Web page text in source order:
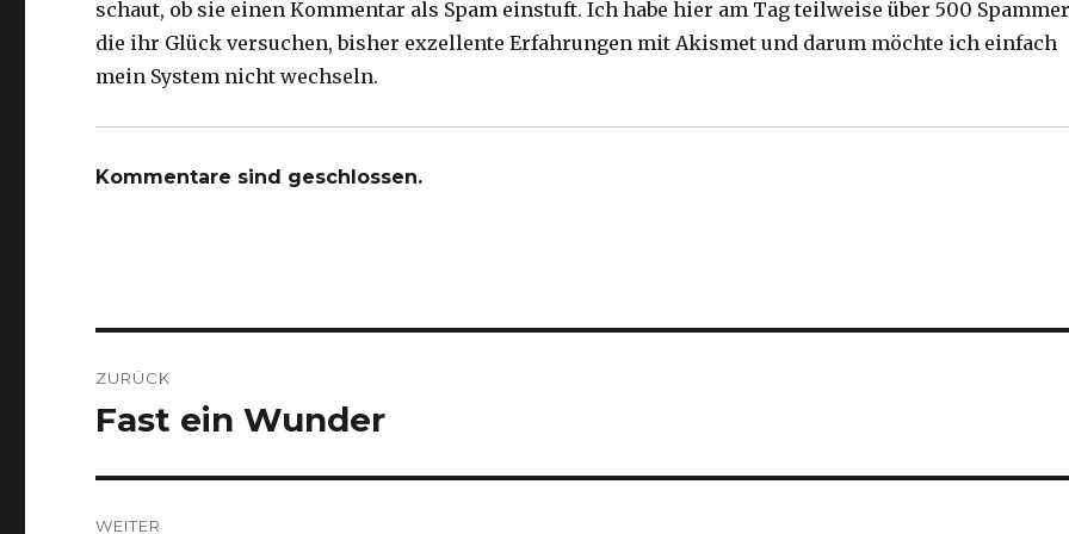
schaut, ob sie einen Kommentar als Spam einstuft. Ich habe hier am Tag teilweise über 500
die ihr Glück versuchen, bisher exzellente Erfahrungen mit Akismet und darum möchte ich einfach
mein System nicht wechseln.
Kommentare sind geschlossen.
ZURÜCK
Vorheriger
Fast ein Wunder
WEITER